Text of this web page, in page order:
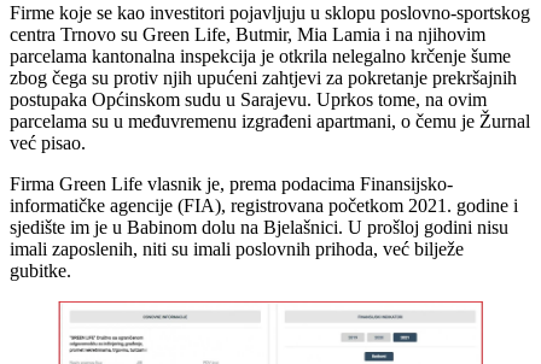
Firme koje se kao investitori pojavljuju u sklopu poslovno-sportskog
centra Trnovo su Green Life, Butmir, Mia Lamia i na njihovim
parcelama kantonalna inspekcija je otkrila nelegalno krčenje šume
zbog čega su protiv njih upućeni zahtjevi za pokretanje prekršajnih
postupaka Općinskom sudu u Sarajevu. Uprkos tome, na ovim
parcelama su u međuvremenu izgrađeni apartmani, o čemu je Žurnal
već pisao.
Firma Green Life vlasnik je, prema podacima Finansijsko-
informatičke agencije (FIA), registrovana početkom 2021. godine i
sjedište im je u Babinom dolu na Bjelašnici. U prošloj godini nisu
imali zaposlenih, niti su imali poslovnih prihoda, već bilježe
gubitke.